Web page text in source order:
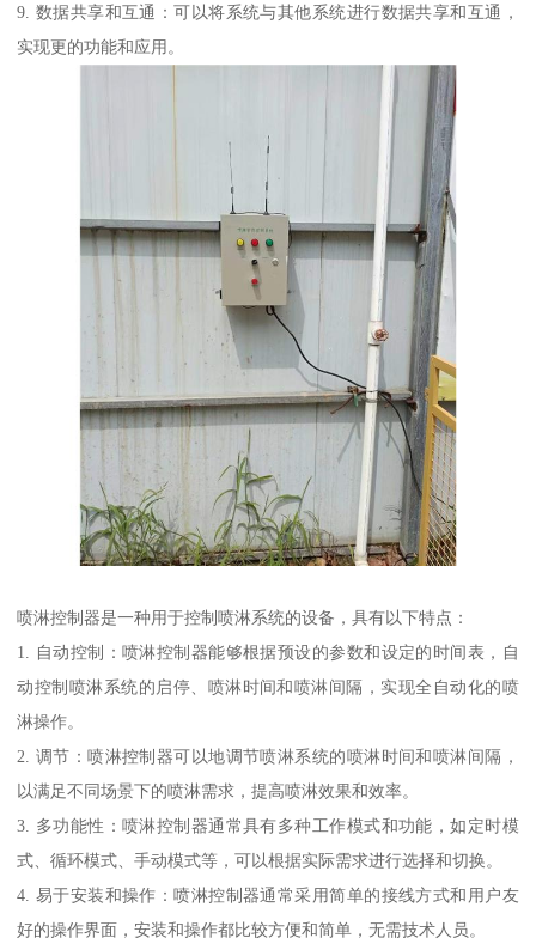
9. 数据共享和互通：可以将系统与其他系统进行数据共享和互通，
实现更的功能和应用。
喷淋控制器是一种用于控制喷淋系统的设备，具有以下特点：
1. 自动控制：喷淋控制器能够根据预设的参数和设定的时间表，自
动控制喷淋系统的启停、喷淋时间和喷淋间隔，实现全自动化的喷
淋操作。
2. 调节：喷淋控制器可以地调节喷淋系统的喷淋时间和喷淋间隔，
以满足不同场景下的喷淋需求，提高喷淋效果和效率。
3. 多功能性：喷淋控制器通常具有多种工作模式和功能，如定时模
式、循环模式、手动模式等，可以根据实际需求进行选择和切换。
4. 易于安装和操作：喷淋控制器通常采用简单的接线方式和用户友
好的操作界面，安装和操作都比较方便和简单，无需技术人员。